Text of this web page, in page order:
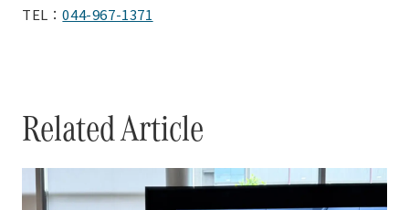
TEL：044-967-1371
Related Article